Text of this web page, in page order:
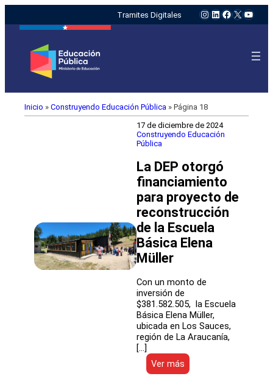
Tramites Digitales Instagram
LinkedIn
Facebook
X
Inicio » Construyendo Educación Pública » Página 18
17 de diciembre de 2024
Construyendo Educación
Pública
La DEP otorgó
financiamiento
para proyecto de
reconstrucción
de la Escuela
Básica Elena
Müller
Con un monto de
inversión de
$381.582.505, la Escuela
Básica Elena Müller,
ubicada en Los Sauces,
región de La Araucanía,
[…]
Ver más
La